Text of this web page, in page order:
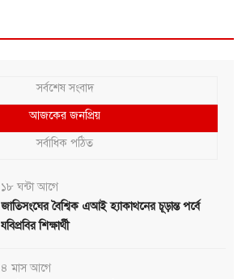
সর্বশেষ সংবাদ
আজকের জনপ্রিয়
সর্বাধিক পঠিত
১৮ ঘন্টা আগে
জাতিসংঘের বৈশ্বিক এআই হ্যাকাথনের চূড়ান্ত পর্বে
যবিপ্রবির শিক্ষার্থী
৪ মাস আগে